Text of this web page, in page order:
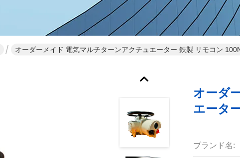
オーダーメイド 電気マルチターンアクチュエーター 鉄製 リモコン
オーダ
エータ
ブランド名: